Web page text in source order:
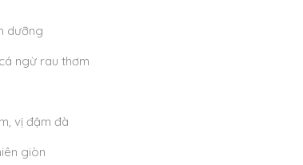
dưỡng
ngừ rau thơm
vị đậm đà
giòn